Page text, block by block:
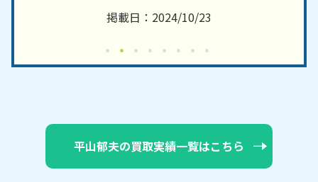
掲載日：2024/10/23
平山郁夫の買取実績一覧はこちら